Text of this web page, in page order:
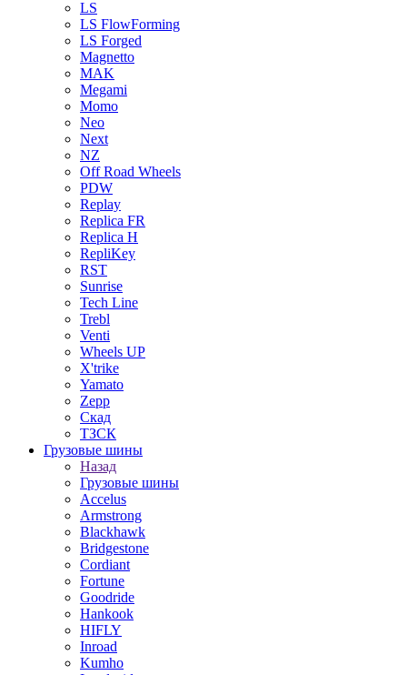
LS
LS FlowForming
LS Forged
Magnetto
MAK
Megami
Momo
Neo
Next
NZ
Off Road Wheels
PDW
Replay
Replica FR
Replica H
RepliKey
RST
Sunrise
Tech Line
Trebl
Venti
Wheels UP
X'trike
Yamato
Zepp
Скад
ТЗСК
Грузовые шины
Назад
Грузовые шины
Accelus
Armstrong
Blackhawk
Bridgestone
Cordiant
Fortune
Goodride
Hankook
HIFLY
Inroad
Kumho